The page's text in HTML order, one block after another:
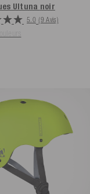
Ultuna noir
5.0 (9 Avis)